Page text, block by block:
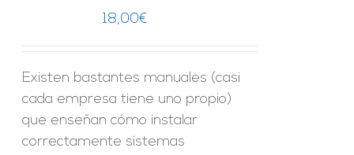
18,00€
Existen bastantes manuales (casi
cada empresa tiene uno propio)
que enseñan cómo instalar
correctamente sistemas